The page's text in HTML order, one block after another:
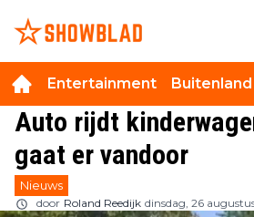
Entertainment Buitenland
Auto rijdt
gaat er vandoor
Nieuws
door Roland Reedijk dinsdag, 26